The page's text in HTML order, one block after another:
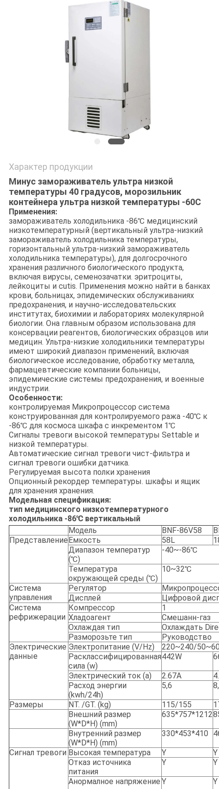
Характер продукции
Минус замораживатель ультра низкой
температуры 40 градусов, морозильник
контейнера ультра низкой температуры -60C
Применения:
замораживатель холодильника -86℃ медицинский
низкотемпературный (вертикальный ультра-низкий
замораживатель холодильника температуры,
горизонтальный ультра-низкий замораживатель
холодильника температуры), для долгосрочного
хранения различного биологического продукта,
включая вирусы, семенозачатки. эритроциты,
лейкоциты и cutis. Применения можно найти в банках
крови, больницах, эпидемических обслуживаниях
предохранения, и научно-исследовательских
институтах, биохимии и лабораториях молекулярной
биологии. Она главным образом использована для
консервации реагентов, биологических образцов или
медицин. Ультра-низкие холодильники температуры
имеют широкий диапазон применений, включая
биологическое исследование, обработку металла,
фармацевтические компании больницы,
эпидемические системы предохранения, и военные
индустрии.
Особенности:
контролируемая Микропроцессор система
конструированная для контролируемого ража -40℃ к
-86℃ для космоса шкафа с инкрементом 1℃
Сигналы тревоги высокой температуры Settable и
низкой температуры.
Автоматические сигнал тревоги чист-фильтра и
сигнал тревоги ошибки датчика.
Регулируемая высота полки хранения
Опционный рекордер температуры. шкафы и ящик
для хранения хранения.
Модельная спецификация:
тип медицинского низкотемпературного
холодильника -86℃ вертикальный
Модель
BNF-86V58
Представление Емкость 58L
Диапазон температур
(℃)
-40~-86℃
Температура
окружающей среды (℃)
10~32℃
Система
управления
Регулятор
Дисплей
Цифровой
Система
рефрижерации
Компрессор
1
Хладоагент
Смешанн-газ
Охлаждая тип
Охлаждать
Разморозьте тип
Руководство
Электрические
данные
Электропитание (V/Hz)
220~240/
Расклассифицированная
сила (w)
442W
Электрический ток (a) 2.67A
Расход энергии
(kwh/24h)
5,6
Размеры NT. /GT. (kg) 115/155
Внешний размер
(W*D*H) (mm)
635*757*1212
Внутренний размер
(W*D*H) (mm)
330*453*410
Сигнал тревоги Высокая температура Y
Y
Отказ источника
питания
Y Y
Анормалное напряжение Y Y